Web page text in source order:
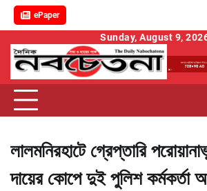
ePaper
content
Sunday, August 9,
লালমনিরহাটে গ্রেপ্তারি
দায়ের কোপে দুই পুলিশ কর্মকর্তা